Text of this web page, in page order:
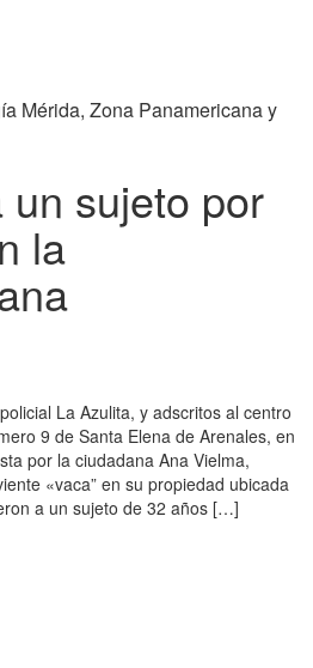
Mérida, Zona Panamericana y
un sujeto por
la
La Azulita, y adscritos al centro
9 de Santa Elena de Arenales, en
por la ciudadana Ana Vielma,
«vaca” en su propiedad ubicada
a un sujeto de 32 años […]